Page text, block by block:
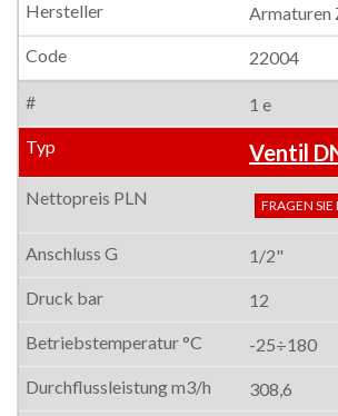
22004
1 e
Ventil
FRAGEN SIE
1/2"
12
-25÷180
308,6